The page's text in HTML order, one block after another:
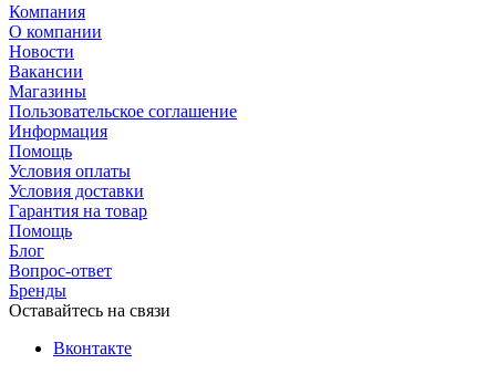
Компания
О компании
Новости
Вакансии
Магазины
Пользовательское соглашение
Информация
Помощь
Условия оплаты
Условия доставки
Гарантия на товар
Помощь
Блог
Вопрос-ответ
Бренды
Оставайтесь на связи
Вконтакте